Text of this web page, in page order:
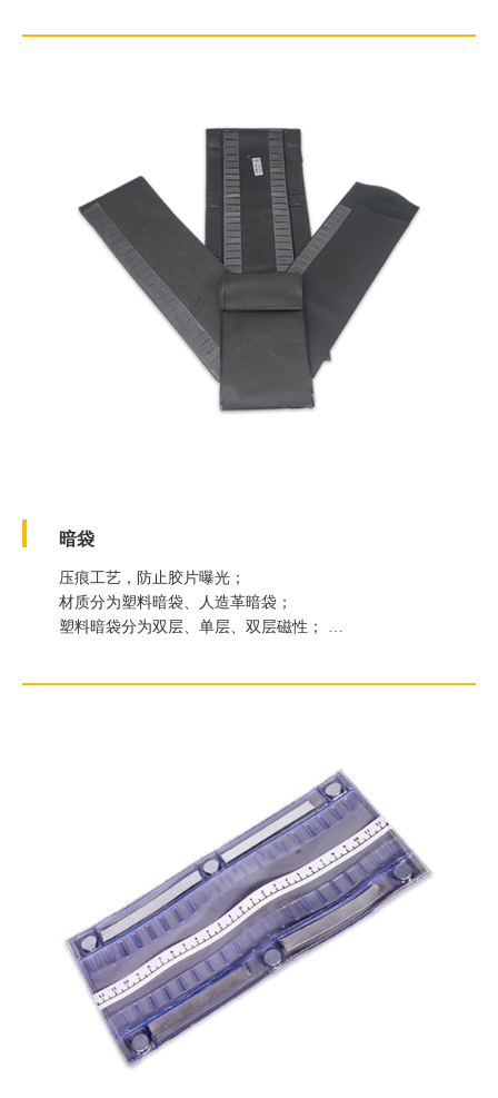
暗袋
压痕工艺，防止胶片曝光；
材质分为塑料暗袋、人造革暗袋；
塑料暗袋分为双层、单层、双层磁性；